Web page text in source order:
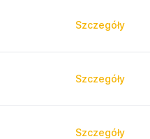
Szczegóły
Szczegóły
Szczegóły